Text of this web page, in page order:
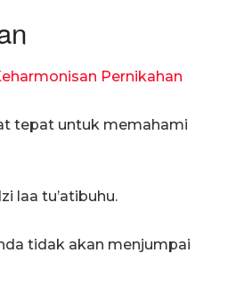
Pernikahan
tepat untuk memahami
laa tu’atibuhu.
tidak akan menjumpai